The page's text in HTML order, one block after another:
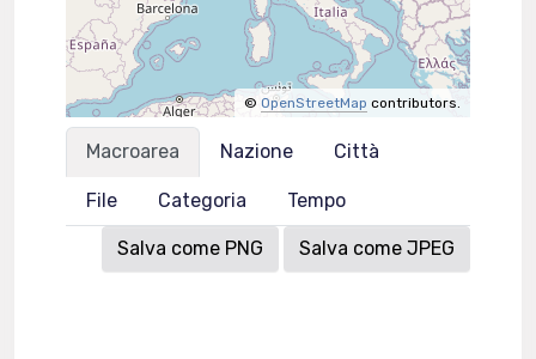
© OpenStreetMap contributors.
Macroarea Nazione Città
File Categoria Tempo
Salva come PNG Salva come JPEG